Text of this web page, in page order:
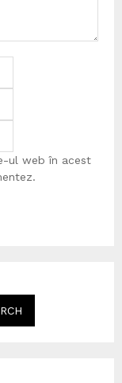
ul web în acest